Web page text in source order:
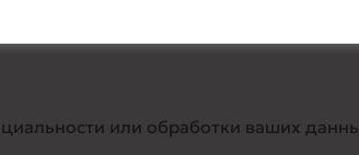
или обработки ваших